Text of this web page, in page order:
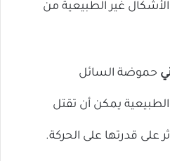
الأشكال غير الطبيعية من
حموضة السائل
يمكن أن تقتل
على قدرتها على الحركة.